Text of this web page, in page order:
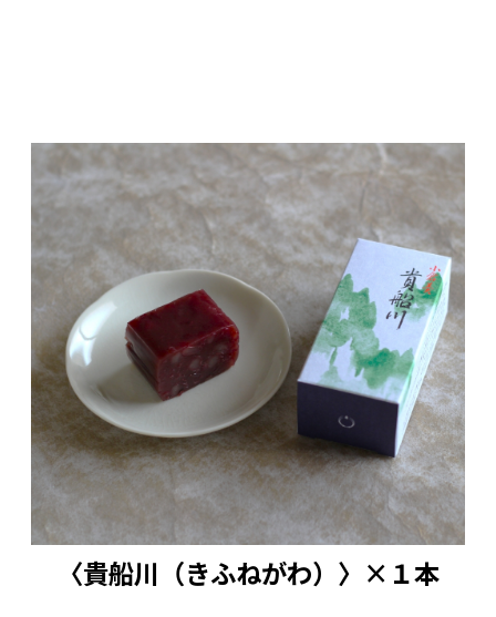
〈貴船川（きふねがわ）〉×１本